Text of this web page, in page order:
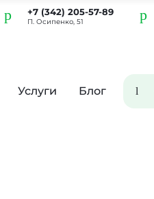
+7 (342) 205-57-89
П. Осипенко, 51
Услуги Блог